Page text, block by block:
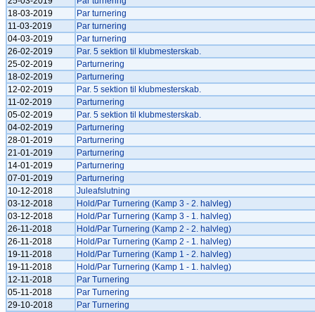
18-03-2019
Par turnering
11-03-2019
Par turnering
04-03-2019
Par turnering
26-02-2019
Par. 5 sektion til klubmesterskab.
25-02-2019
Parturnering
18-02-2019
Parturnering
12-02-2019
Par. 5 sektion til klubmesterskab.
11-02-2019
Parturnering
05-02-2019
Par. 5 sektion til klubmesterskab.
04-02-2019
Parturnering
28-01-2019
Parturnering
21-01-2019
Parturnering
14-01-2019
Parturnering
07-01-2019
Parturnering
10-12-2018
Juleafslutning
03-12-2018
Hold/Par Turnering (Kamp 3 - 2. halvleg)
03-12-2018
Hold/Par Turnering (Kamp 3 - 1. halvleg)
26-11-2018
Hold/Par Turnering (Kamp 2 - 2. halvleg)
26-11-2018
Hold/Par Turnering (Kamp 2 - 1. halvleg)
19-11-2018
Hold/Par Turnering (Kamp 1 - 2. halvleg)
19-11-2018
Hold/Par Turnering (Kamp 1 - 1. halvleg)
12-11-2018
Par Turnering
05-11-2018
Par Turnering
29-10-2018
Par Turnering